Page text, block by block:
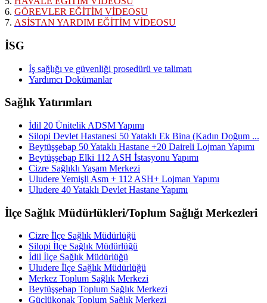
6. GÖREVLER EĞİTİM VİDEOSU
7. ASİSTAN YARDIM EĞİTİM VİDEOSU
İSG
İş sağlığı ve güvenliği prosedürü ve talimatı
Yardımcı Dokümanlar
Sağlık Yatırımları
İdil 20 Ünitelik ADSM Yapımı
Silopi Devlet Hastanesi 50 Yataklı Ek Bina (Kadın Doğum ...
Beytüşşebap 50 Yataklı Hastane +20 Daireli Lojman Yapımı
Beytüşşebap Elki 112 ASH İstasyonu Yapımı
Cizre Sağlıklı Yaşam Merkezi
Uludere Yemişli Asm + 112 ASH+ Lojman Yapımı
Uludere 40 Yataklı Devlet Hastane Yapımı
İlçe Sağlık Müdürlükleri/Toplum Sağlığı Merkezleri
Cizre İlçe Sağlık Müdürlüğü
Silopi İlçe Sağlık Müdürlüğü
İdil İlçe Sağlık Müdürlüğü
Uludere İlçe Sağlık Müdürlüğü
Merkez Toplum Sağlık Merkezi
Beytüşşebap Toplum Sağlık Merkezi
Güçlükonak Toplum Sağlık Merkezi